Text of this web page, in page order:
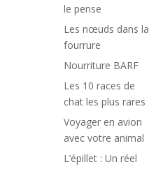
le pense
Les nœuds dans la
fourrure
Nourriture BARF
Les 10 races de
chat les plus rares
Voyager en avion
avec votre animal
L’épillet : Un réel